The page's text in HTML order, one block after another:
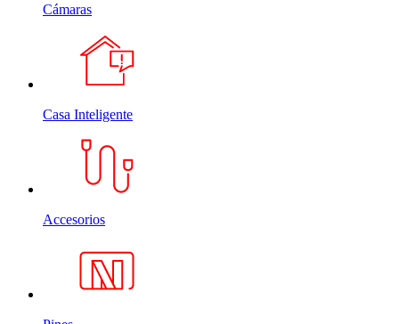
Cámaras
Casa Inteligente
Accesorios